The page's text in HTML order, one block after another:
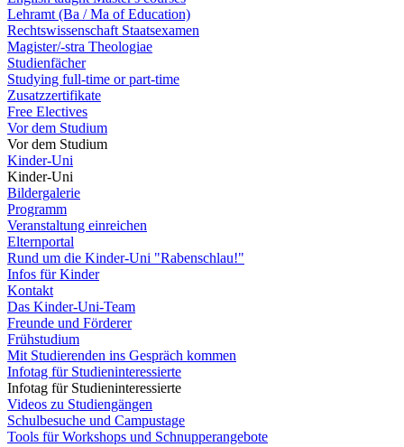
Lehramt (Ba / Ma of Education)
Rechtswissenschaft Staatsexamen
Magister/-stra Theologiae
Studienfächer
Studying full-time or part-time
Zusatzzertifikate
Free Electives
Vor dem Studium
Vor dem Studium
Kinder-Uni
Kinder-Uni
Bildergalerie
Programm
Veranstaltung einreichen
Elternportal
Rund um die Kinder-Uni "Rabenschlau!"
Infos für Kinder
Kontakt
Das Kinder-Uni-Team
Freunde und Förderer
Frühstudium
Mit Studierenden ins Gespräch kommen
Infotag für Studieninteressierte
Infotag für Studieninteressierte
Videos zu Studiengängen
Schulbesuche und Campustage
Tools für Workshops und Schnupperangebote